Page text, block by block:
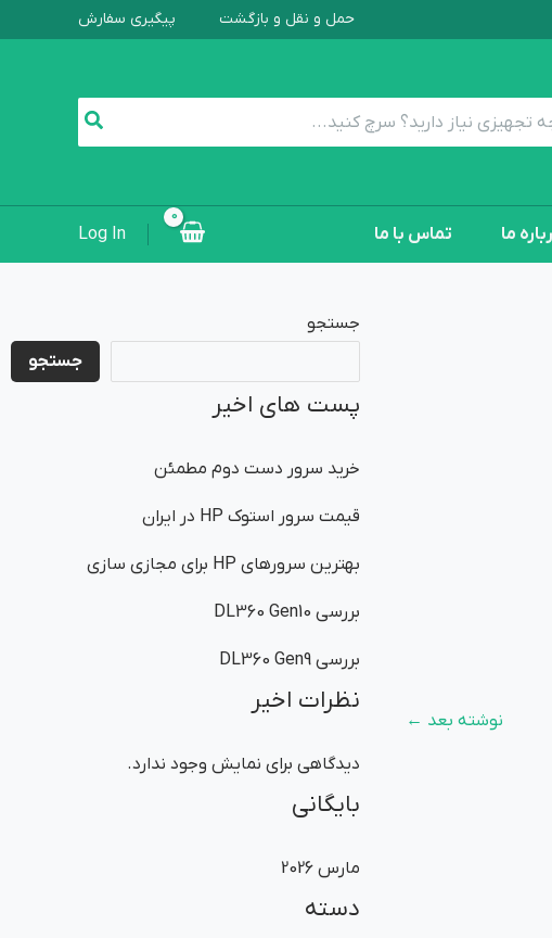
حمل و نقل و بازگشت پیگیری سفارش
ما تماس با ما Log In
نوشته بعد ←
جستجو
جستجو
پست های اخیر
خرید سرور دست دوم مطمئن
قیمت سرور استوک HP در ایران
بهترین سرورهای HP برای مجازی سازی
بررسی DL360 Gen10
بررسی DL360 Gen9
نظرات اخیر
دیدگاهی برای نمایش وجود ندارد.
بایگانی
مارس 2026
دسته